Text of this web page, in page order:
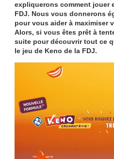
expliquerons comment jouer
FDJ. Nous vous donnerons
pour vous aider à maximiser
Alors, si vous êtes prêt à
suite pour découvrir tout ce
le jeu de Keno de la FDJ.